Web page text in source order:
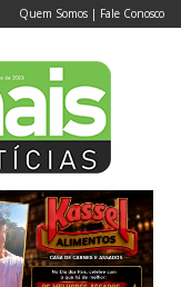
Quem Somos | Fale Conosco